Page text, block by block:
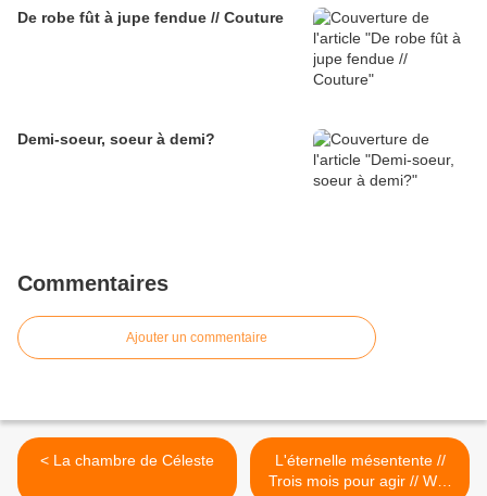
De robe fût à jupe fendue // Couture
Demi-soeur, soeur à demi?
Commentaires
Ajouter un commentaire
< La chambre de Céleste
L'éternelle mésentente //
Trois mois pour agir // WW